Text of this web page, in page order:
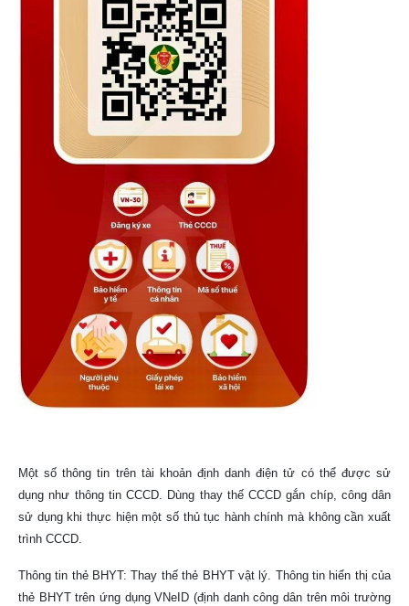
Một số thông tin trên tài khoản định danh điện tử có thể được sử
dụng như thông tin CCCD. Dùng thay thế CCCD gắn chíp, công dân
sử dụng khi thực hiện một số thủ tục hành chính mà không cần xuất
trình CCCD.
Thông tin thẻ BHYT: Thay thế thẻ BHYT vật lý. Thông tin hiển thị của
thẻ BHYT trên ứng dụng VNeID (định danh công dân trên môi trường